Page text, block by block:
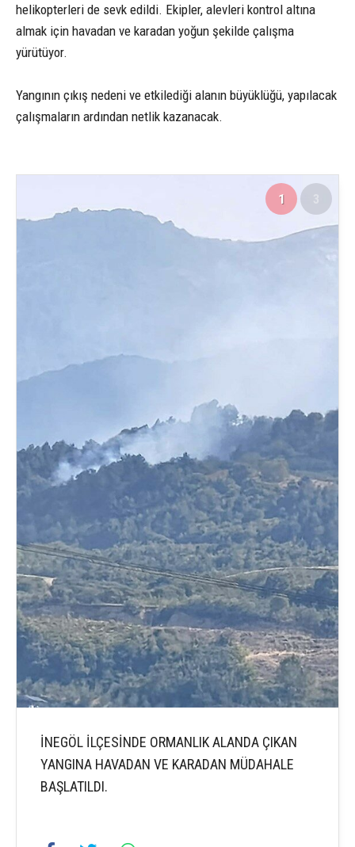
helikopterleri de sevk edildi. Ekipler, alevleri kontrol altına
almak için havadan ve karadan yoğun şekilde çalışma
yürütüyor.
Yangının çıkış nedeni ve etkilediği alanın büyüklüğü, yapılacak
çalışmaların ardından netlik kazanacak.
1
İNEGÖL İLÇESİNDE ORMANLIK ALANDA ÇIKAN
YANGINA HAVADAN VE KARADAN MÜDAHALE
BAŞLATILDI.